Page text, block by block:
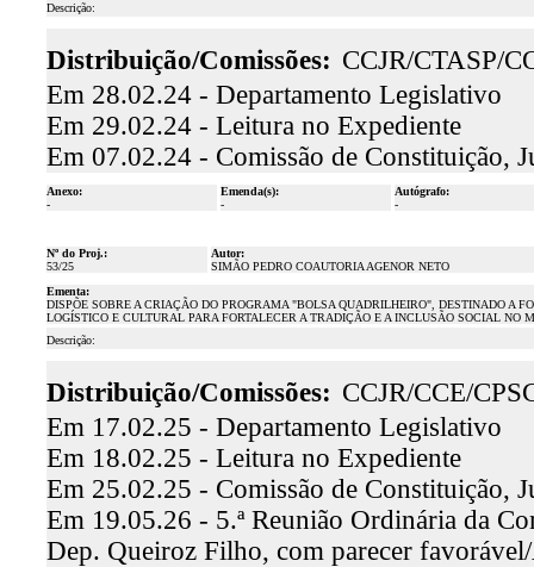
Descrição:
Distribuição/Comissões: CCJR/CTASP/
Em 28.02.24 - Departamento Legislativo
Em 29.02.24 - Leitura no Expediente
Em 07.02.24 - Comissão de Constituição,
Anexo:
-
Emenda(s):
-
Autógrafo:
-
Nº do Proj.:
53/25
Autor:
SIMÃO PEDRO COAUTORIA AGENOR NETO
Ementa:
DISPÕE SOBRE A CRIAÇÃO DO PROGRAMA "BOLSA QUADRILHEIRO", DESTINADO A
LOGÍSTICO E CULTURAL PARA FORTALECER A TRADIÇÃO E A INCLUSÃO SOCIAL NO
Descrição:
Distribuição/Comissões: CCJR/CCE/
Em 17.02.25 - Departamento Legislativo
Em 18.02.25 - Leitura no Expediente
Em 25.02.25 - Comissão de Constituição,
Em 19.05.26 - 5.ª Reunião Ordinária da
Dep. Queiroz Filho, com parecer